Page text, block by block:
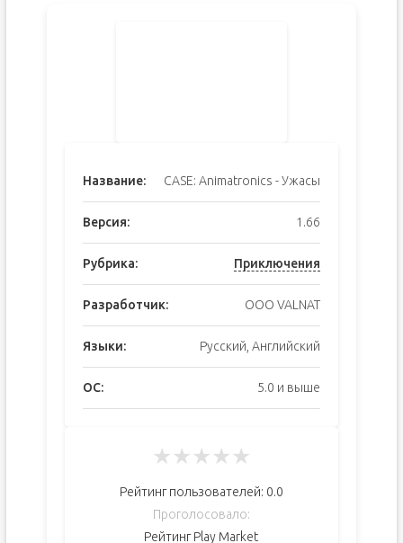
Название: CASE: Animatronics - Ужасы
Версия: 1.66
Рубрика: Приключения
Разработчик: OOO VALNAT
Языки: Русский, Английский
ОС: 5.0 и выше
★★★★★
Рейтинг пользователей: 0.0
Проголосовало:
Рейтинг Play Market